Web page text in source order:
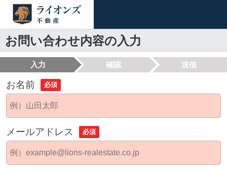
お問い合わせ内容の入力
入力 確認 送信
お名前 必須
メールアドレス 必須